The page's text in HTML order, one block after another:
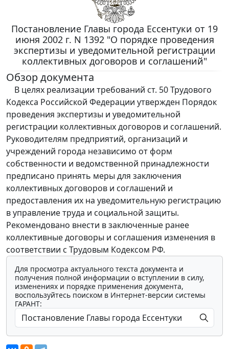
Постановление Главы города Ессентуки от 19
июня 2002 г. N 1392 "О порядке проведения
экспертизы и уведомительной регистрации
коллективных договоров и соглашений"
Обзор документа
В целях реализации требований ст. 50 Трудового
Кодекса Российской Федерации утвержден Порядок
проведения экспертизы и уведомительной
регистрации коллективных договоров и соглашений.
Руководителям предприятий, организаций и
учреждений города независимо от форм
собственности и ведомственной принадлежности
предписано принять меры для заключения
коллективных договоров и соглашений и
предоставления их на уведомительную регистрацию
в управление труда и социальной защиты.
Рекомендовано внести в заключенные ранее
коллективные договоры и соглашения изменения в
соответствии с Трудовым Кодексом РФ.
Для просмотра актуального текста документа и
получения полной информации о вступлении в силу,
изменениях и порядке применения документа,
воспользуйтесь поиском в Интернет-версии системы
ГАРАНТ: